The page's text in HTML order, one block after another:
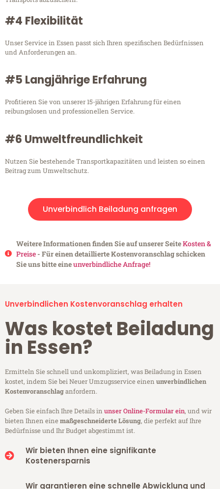
#4 Flexibilität
Unser Service in Essen passt sich Ihren spezifischen Bedürfnissen
und Anforderungen an.
#5 Langjährige Erfahrung
Profitieren Sie von unserer 15-jährigen Erfahrung für einen
reibungslosen und professionellen Service.
#6 Umweltfreundlichkeit
Nutzen Sie bestehende Transportkapazitäten und leisten so einen
Beitrag zum Umweltschutz.
Unverbindlich Beiladung anfragen
Weitere Informationen finden Sie auf unserer SeiteKosten &
Preise- Für einen detaillierte Kostenvoranschlag schicken
Sie uns bitte eineunverbindliche Anfrage!
Unverbindlichen Kostenvoranschlag erhalten
Was kostet Beiladung
in Essen?
Ermitteln Sie schnell und unkompliziert, was Beiladung in Essen
kostet, indem Sie bei Neuer Umzugsservice einen unverbindlichen
Kostenvoranschlaganfordern.
Geben Sie einfach Ihre Details in unser Online-Formular ein, und wir
bieten Ihnen einemaßgeschneiderte Lösung, die perfekt auf Ihre
Bedürfnisse und Ihr Budget abgestimmt ist.
Wir bieten Ihnen eine signifikante
Kostenersparnis
Wir garantieren eine schnelle Abwicklung und